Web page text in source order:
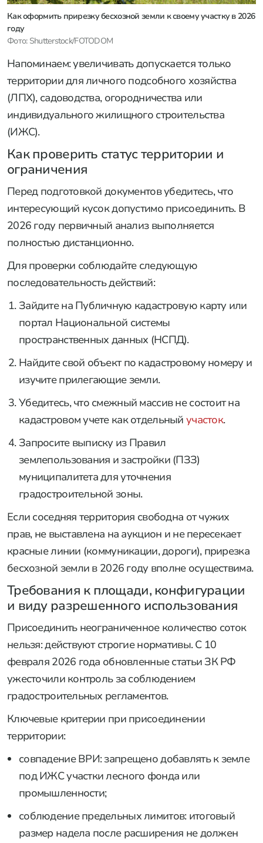
Как оформить прирезку бесхозной земли к своему участку в 2026
году
Фото: Shutterstock/FOTODOM
Напоминаем: увеличивать допускается только
территории для личного подсобного хозяйства
(ЛПХ), садоводства, огородничества или
индивидуального жилищного строительства
(ИЖС).
Как проверить статус территории и
ограничения
Перед подготовкой документов убедитесь, что
интересующий кусок допустимо присоединить. В
2026 году первичный анализ выполняется
полностью дистанционно.
Для проверки соблюдайте следующую
последовательность действий:
Зайдите на Публичную кадастровую карту или
портал Национальной системы
пространственных данных (НСПД).
Найдите свой объект по кадастровому номеру и
изучите прилегающие земли.
Убедитесь, что смежный массив не состоит на
кадастровом учете как отдельный участок.
Запросите выписку из Правил
землепользования и застройки (ПЗЗ)
муниципалитета для уточнения
градостроительной зоны.
Если соседняя территория свободна от чужих
прав, не выставлена на аукцион и не пересекает
красные линии (коммуникации, дороги), прирезка
бесхозной земли в 2026 году вполне осуществима.
Требования к площади, конфигурации
и виду разрешенного использования
Присоединить неограниченное количество соток
нельзя: действуют строгие нормативы. С 10
февраля 2026 года обновленные статьи ЗК РФ
ужесточили контроль за соблюдением
градостроительных регламентов.
Ключевые критерии при присоединении
территории:
совпадение ВРИ: запрещено добавлять к земле
под ИЖС участки лесного фонда или
промышленности;
соблюдение предельных лимитов: итоговый
размер надела после расширения не должен